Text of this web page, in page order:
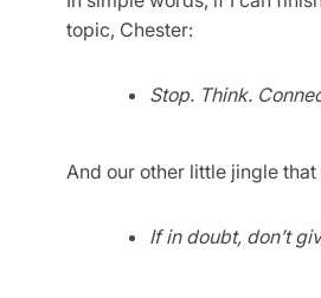
topic, Chester:
Stop. Think.
And our other little jingle
If in doubt, don’t